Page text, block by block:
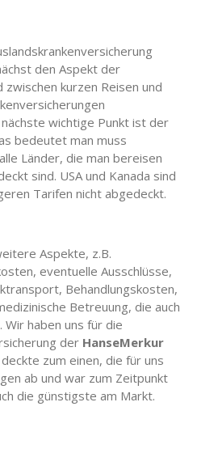
den Aspekt der
zwischen kurzen Reisen und
wichtige Punkt ist der
bedeutet man muss
Länder, die man bereisen
sind. USA und Kanada sind
Tarifen nicht abgedeckt.
Aspekte, z.B.
eventuelle Ausschlüsse,
Behandlungskosten,
Betreuung, die auch
Wir haben uns für die
der HanseMerkur
zum einen, die für uns
ab und war zum Zeitpunkt
die günstigste am Markt.